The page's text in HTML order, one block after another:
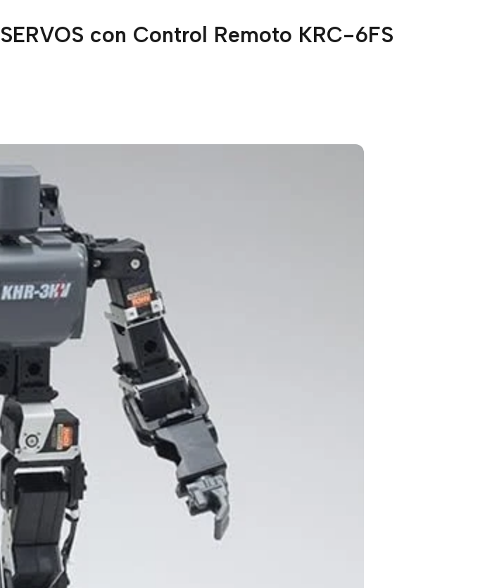
con Control Remoto KRC-6FS